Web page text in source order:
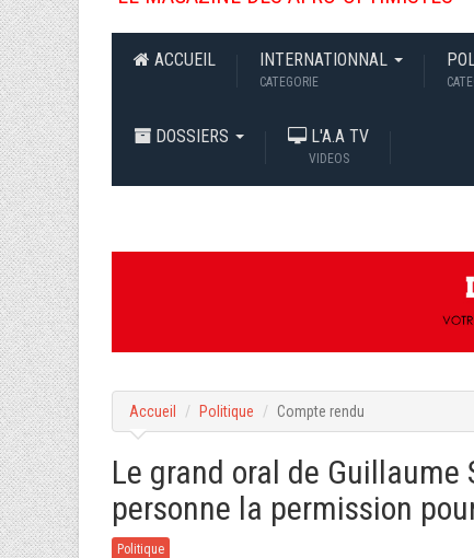
ACCUEIL INTERNATIONNAL
CATEGORIE
DOSSIERS L'A.A TV
VIDEOS
Accueil Politique Compte rendu
Le grand oral de Guillaume
personne la permission
Politique